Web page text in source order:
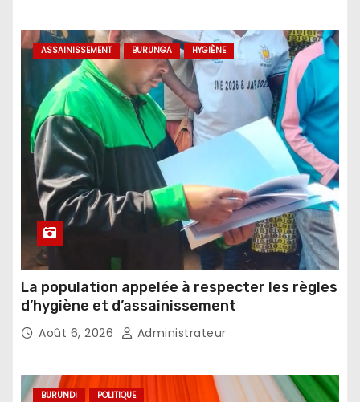
ASSAINISSEMENT BURUNGA HYGIÈNE
La population appelée à respecter les règles
d’hygiène et d’assainissement
Août 6, 2026 Administrateur
BURUNDI POLITIQUE